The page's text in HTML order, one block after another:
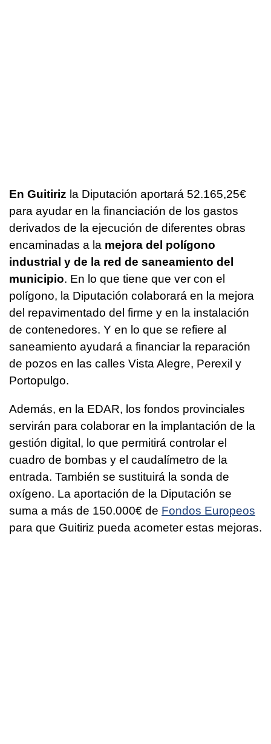
En Guitiriz la Diputación aportará 52.165,25€
para ayudar en la financiación de los gastos
derivados de la ejecución de diferentes obras
encaminadas a la mejora del polígono
industrial y de la red de saneamiento del
municipio. En lo que tiene que ver con el
polígono, la Diputación colaborará en la mejora
del repavimentado del firme y en la instalación
de contenedores. Y en lo que se refiere al
saneamiento ayudará a financiar la reparación
de pozos en las calles Vista Alegre, Perexil y
Portopulgo.
Además, en la EDAR, los fondos provinciales
servirán para colaborar en la implantación de la
gestión digital, lo que permitirá controlar el
cuadro de bombas y el caudalímetro de la
entrada. También se sustituirá la sonda de
oxígeno. La aportación de la Diputación se
suma a más de 150.000€ de Fondos Europeos
para que Guitiriz pueda acometer estas mejoras.